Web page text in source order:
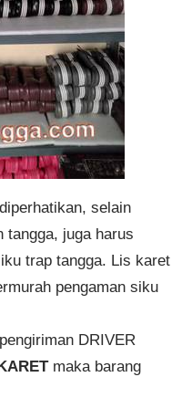
selain
tangga, juga harus
trap tangga. Lis karet
pengaman siku
DRIVER
maka barang